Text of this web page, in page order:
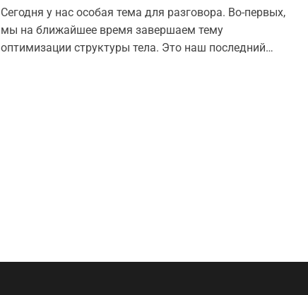
Сегодня у нас особая тема для разговора. Во-первых,
мы на ближайшее время завершаем тему
оптимизации структуры тела. Это наш последний